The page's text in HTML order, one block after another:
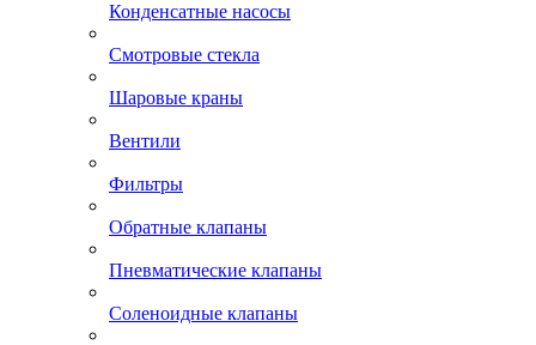
Конденсатные насосы
Смотровые стекла
Шаровые краны
Вентили
Фильтры
Обратные клапаны
Пневматические клапаны
Соленоидные клапаны